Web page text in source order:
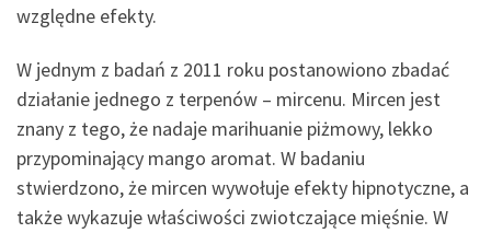
względne efekty.
W jednym z badań z 2011 roku postanowiono zbadać
działanie jednego z terpenów – mircenu. Mircen jest
znany z tego, że nadaje marihuanie piżmowy, lekko
przypominający mango aromat. W badaniu
stwierdzono, że mircen wywołuje efekty hipnotyczne, a
także wykazuje właściwości zwiotczające mięśnie. W